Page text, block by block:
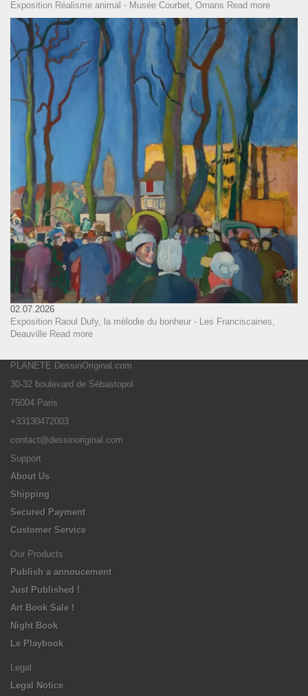
Exposition Réalisme animal - Musée Courbet, Ornans Read more
02.07.2026
Exposition Raoul Dufy, la mélodie du bonheur - Les Franciscaines,
Deauville Read more
PLANETE DessinOriginal.com
30-32 boulevard de Sébastopol
75004 Paris
+33130472003
contact@dessinoriginal.com
Support
About Us
Shipping
Secured Payment
Customer Service
Our Products
Publish a annoucement
Just Published !
Art Book Sale !
Night Book
Le Playbook
Legal
Legal Notice